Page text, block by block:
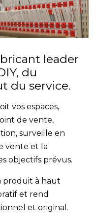
leader
du
du service.
vos espaces,
de vente,
surveille en
vente et la
objectifs prévus.
produit à haut
et rend
et original.